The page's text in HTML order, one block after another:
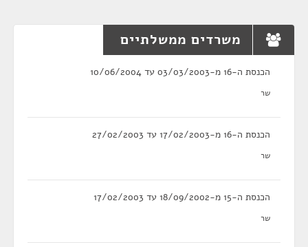
משרדים ממשלתיים
הכנסת ה-16 מ-03/03/2003 עד 10/06/2004
שר
הכנסת ה-16 מ-17/02/2003 עד 27/02/2003
שר
הכנסת ה-15 מ-18/09/2002 עד 17/02/2003
שר